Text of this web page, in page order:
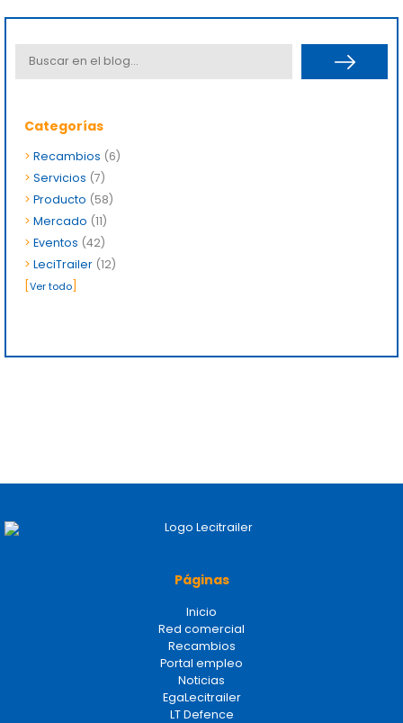
Categorías
> Recambios (6)
> Servicios (7)
> Producto (58)
> Mercado (11)
> Eventos (42)
> LeciTrailer (12)
Ver todo
Páginas
Inicio
Red comercial
Recambios
Portal empleo
Noticias
EgaLecitrailer
LT Defence